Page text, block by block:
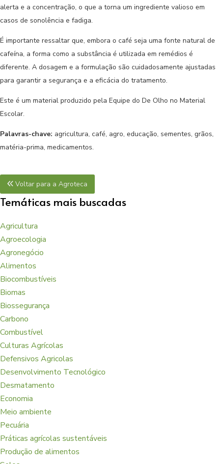
alerta e a concentração, o que a torna um ingrediente valioso em
casos de sonolência e fadiga.
É importante ressaltar que, embora o café seja uma fonte natural de
cafeína, a forma como a substância é utilizada em remédios é
diferente. A dosagem e a formulação são cuidadosamente ajustadas
para garantir a segurança e a eficácia do tratamento.
Este é um material produzido pela Equipe do De Olho no Material
Escolar.
Palavras-chave: agricultura, café, agro, educação, sementes, grãos,
matéria-prima, medicamentos.
Voltar para a Agroteca
Temáticas mais buscadas
Agricultura
Agroecologia
Agronegócio
Alimentos
Biocombustíveis
Biomas
Biossegurança
Carbono
Combustível
Culturas Agrícolas
Defensivos Agricolas
Desenvolvimento Tecnológico
Desmatamento
Economia
Meio ambiente
Pecuária
Práticas agrícolas sustentáveis
Produção de alimentos